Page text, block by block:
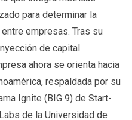
para determinar la
empresas. Tras su
de capital
ahora se orienta hacia
respaldada por su
Ignite (BIG 9) de Start-
de la Universidad de